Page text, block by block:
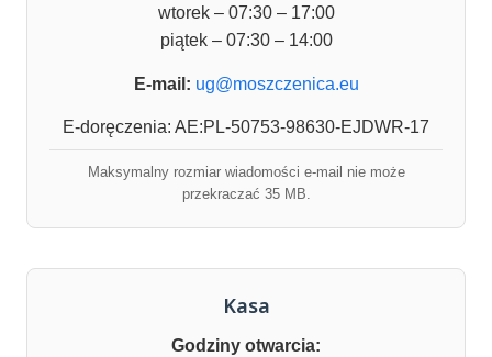
wtorek – 07:30 – 17:00
piątek – 07:30 – 14:00
E-mail: ug@moszczenica.eu
E-doręczenia: AE:PL-50753-98630-EJDWR-17
Maksymalny rozmiar wiadomości e-mail nie może
przekraczać 35 MB.
Kasa
Godziny otwarcia: